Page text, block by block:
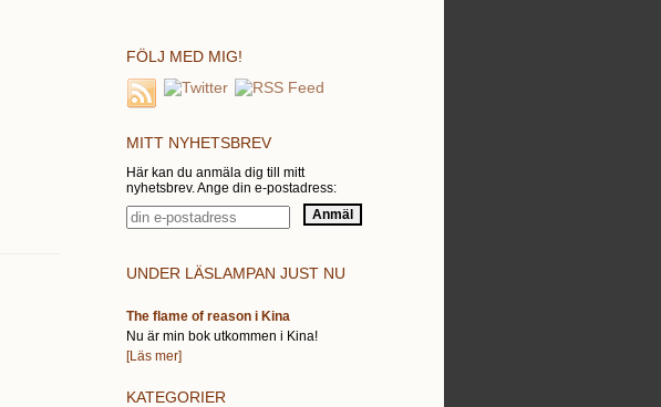
FÖLJ MED MIG!
MITT NYHETSBREV
Här kan du anmäla dig till mitt
nyhetsbrev. Ange din e-postadress:
UNDER LÄSLAMPAN JUST NU
The flame of reason i Kina
Nu är min bok utkommen i Kina!
[Läs mer]
KATEGORIER